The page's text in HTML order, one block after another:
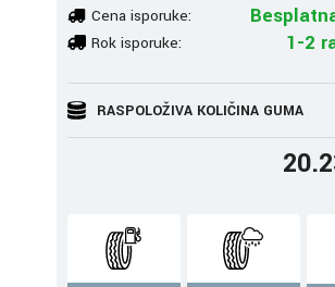
Cena isporuke:
Rok isporuke: 1-2
RASPOLOŽIVA KOLIČINA GUMA